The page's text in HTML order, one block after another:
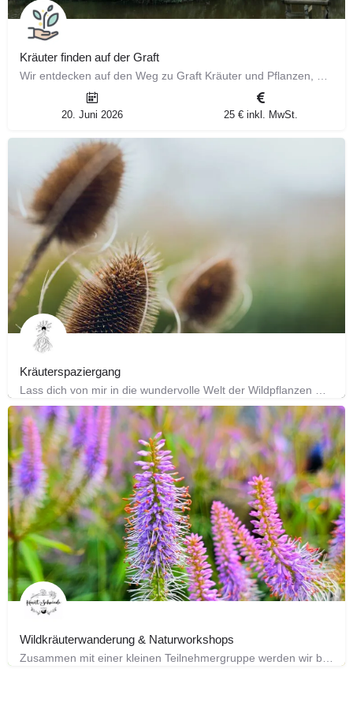
Kräuter finden auf der Graft
20. Juni 2026 25 € inkl. MwSt.
Kräuterspaziergang
Wildkräuterwanderung & Naturworkshops